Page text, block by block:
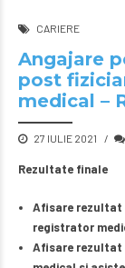
CARIERE
Angajare
post
medical –
27 IULIE 2021
Rezultate finale
Afisare rezultat
registrator
Afisare rezultat